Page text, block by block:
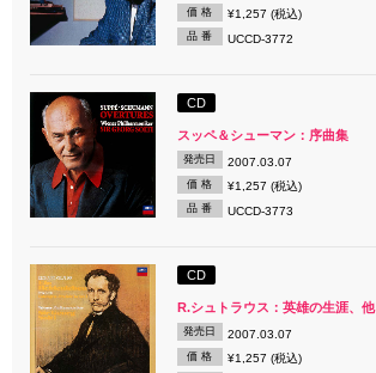
価 格 ¥1,257 (税込)
品 番 UCCD-3772
CD
スッペ＆シューマン：序曲集
発売日 2007.03.07
価 格 ¥1,257 (税込)
品 番 UCCD-3773
CD
R.シュトラウス：英雄の生涯、他
発売日 2007.03.07
価 格 ¥1,257 (税込)